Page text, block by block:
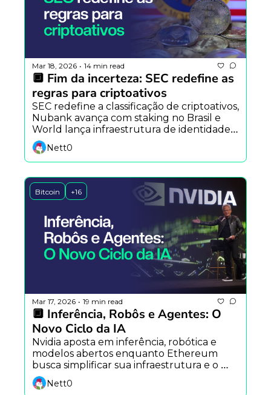
Mar 18, 2026 • 14 min read
🔲 Fim da incerteza: SEC redefine as
regras para criptoativos
SEC redefine a classificação de criptoativos,
Nubank avança com staking no Brasil e
World lança infraestrutura de identidade
para agentes de IA.
Nett0
Bitcoin +16
Mar 17, 2026 • 19 min read
🔲 Inferência, Robôs e Agentes: O
Novo Ciclo da IA
Nvidia aposta em inferência, robótica e
modelos abertos enquanto Ethereum
busca simplificar sua infraestrutura e o
mercado questiona os limites reais da
inteligência artificial.
Nett0